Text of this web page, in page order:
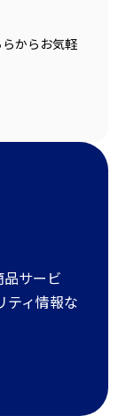
からお気軽
サービ
ティ情報な